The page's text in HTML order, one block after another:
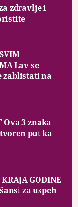
zdravlje i
Lav se
zablistati na
Ova 3 znaka
put ka
GODINE
za uspeh